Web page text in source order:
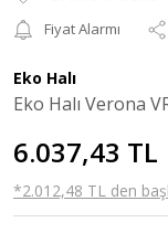
Fiyat Alarmı
Eko Halı
Eko Halı Verona
6.037,43 TL
*2.012,48 TL den